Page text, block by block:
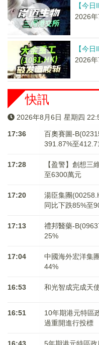
【今
2026
【今
2026
快訊
2026年8月6日 星期四
17:36
百奧賽圖-
391.87%至
17:28
【盈警】創想三
至6300萬元
17:20
湯臣集團
同比下跌85%至
17:13
禮邦醫藥-
25%
17:04
中國海外宏洋集
44%
16:53 和光智成完成天
16:51
10年期港元特區
過重開進行投標